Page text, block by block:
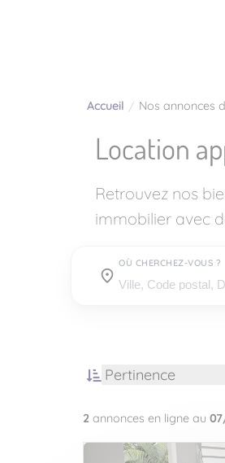
Accueil Nos annonces
Location
Retrouvez nos
immobilier avec
OÙ CHERCHEZ-VOUS ?
Où cherchez-
2 annonces en ligne au